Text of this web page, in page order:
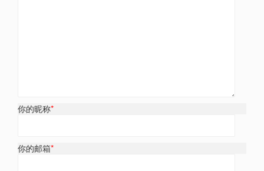
你的昵称*
你的邮箱*